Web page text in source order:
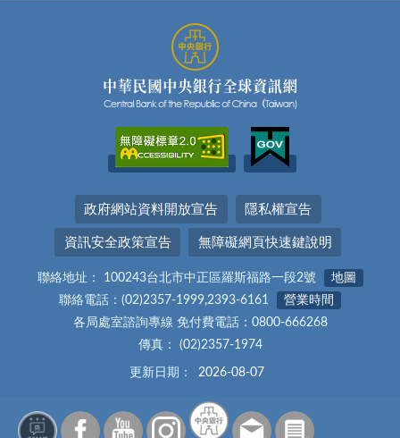
政府網站資料開放宣告 隱私權宣告
資訊安全政策宣告 無障礙網頁快速鍵說明
聯絡地址： 100243台北市中正區羅斯福路一段2號
地圖
聯絡電話：(02)2357-1999,2393-6161
營業時間
各局處室諮詢專線 免付費電話：0800-666268
傳真： (02)2357-1974
更新日期： 2026-08-07